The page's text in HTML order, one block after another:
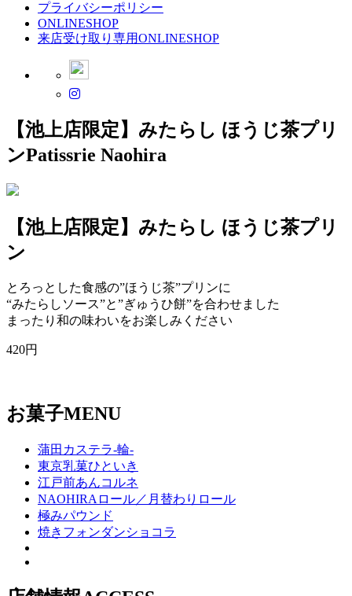
プライバシーポリシー
ONLINESHOP
来店受け取り専用ONLINESHOP
【池上店限定】みたらし ほうじ茶プリ
ンPatissrie Naohira
【池上店限定】みたらし ほうじ茶プリ
ン
とろっとした食感の”ほうじ茶”プリンに
“みたらしソース”と”ぎゅうひ餅”を合わせました
まったり和の味わいをお楽しみください
420円
お菓子MENU
蒲田カステラ-輪-
東京乳菓ひといき
江戸前あんコルネ
NAOHIRAロール／月替わりロール
極みパウンド
焼きフォンダンショコラ